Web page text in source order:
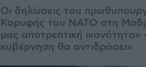
Οι δηλώσεις του
Κορυφής του ΝΑΤΟ στη
μας αποτρεπτική
κυβέρνηση θα αντιδράσει»